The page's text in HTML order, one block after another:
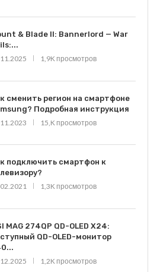
& Blade II: Bannerlord — War
1,9K просмотров
сменить регион на смартфоне
Подробная инструкция
15,K просмотров
подключить смартфон к
1,3K просмотров
MAG 274QP QD-OLED X24:
QD-OLED-монитор
1,2K просмотров